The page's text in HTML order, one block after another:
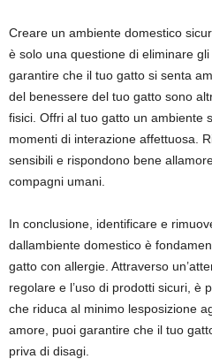
Creare un ambiente domestico
è solo una questione di eliminare
garantire che il tuo gatto si senta
del benessere del tuo gatto sono
fisici. Offri al tuo gatto un ambiente
momenti di interazione affettuosa.
sensibili e rispondono bene
compagni umani.
In conclusione, identificare e
dallambiente domestico è
gatto con allergie. Attraverso
regolare e l’uso di prodotti sicuri, è
che riduca al minimo lesposizione
amore, puoi garantire che il tuo
priva di disagi.